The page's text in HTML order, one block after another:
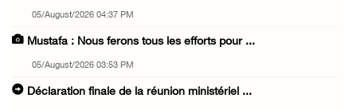
05/August/2026 04:37 PM
Mustafa : Nous ferons tous les efforts pour ...
05/August/2026 03:53 PM
Déclaration finale de la réunion ministériel ...